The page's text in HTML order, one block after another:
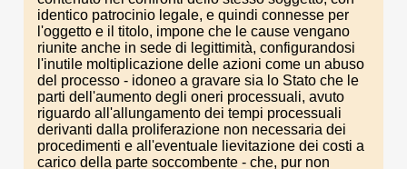
identico patrocinio legale, e quindi connesse per
l'oggetto e il titolo, impone che le cause vengano
riunite anche in sede di legittimità, configurandosi
l'inutile moltiplicazione delle azioni come un abuso
del processo - idoneo a gravare sia lo Stato che le
parti dell'aumento degli oneri processuali, avuto
riguardo all'allungamento dei tempi processuali
derivanti dalla proliferazione non necessaria dei
procedimenti e all'eventuale lievitazione dei costi a
carico della parte soccombente - che, pur non